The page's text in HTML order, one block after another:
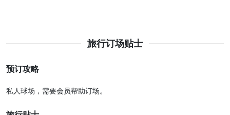
旅行订场贴士
预订攻略
私人球场，需要会员帮助订场。